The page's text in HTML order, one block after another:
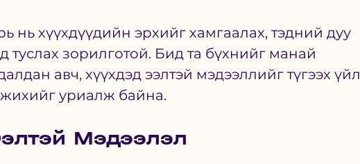
нь хүүхдүүдийн эрхийг хамгаалах, тэдний дуу
туслах зорилготой. Бид та бүхнийг манай
авч, хүүхдэд ээлтэй мэдээллийг түгээх үйл
уриалж байна.
Мэдээлэл